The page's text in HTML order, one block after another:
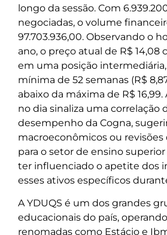
longo da sessão. Com
negociadas, o volume
97.703.936,00. Observando o
ano, o preço atual de R$ 14,08
em uma posição
mínima de 52 semanas (R$
abaixo da máxima de R$ 16,99.
no dia sinaliza uma correlação
desempenho da Cogna,
macroeconômicos ou
para o setor de ensino
ter influenciado o apetite dos
esses ativos específicos
A YDUQS é um dos grandes
educacionais do país,
renomadas como Estácio e